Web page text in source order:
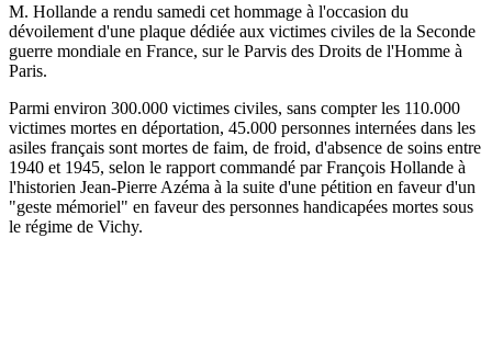
M. Hollande a rendu samedi cet hommage à l'occasion du
dévoilement d'une plaque dédiée aux victimes civiles de la Seconde
guerre mondiale en France, sur le Parvis des Droits de l'Homme à
Paris.
Parmi environ 300.000 victimes civiles, sans compter les 110.000
victimes mortes en déportation, 45.000 personnes internées dans les
asiles français sont mortes de faim, de froid, d'absence de soins entre
1940 et 1945, selon le rapport commandé par François Hollande à
l'historien Jean-Pierre Azéma à la suite d'une pétition en faveur d'un
"geste mémoriel" en faveur des personnes handicapées mortes sous
le régime de Vichy.